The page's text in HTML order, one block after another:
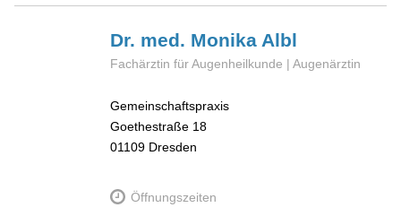
Dr. med. Monika Albl
Fachärztin für Augenheilkunde | Augenärztin
Gemeinschaftspraxis
Goethestraße 18
01109 Dresden
Öffnungszeiten